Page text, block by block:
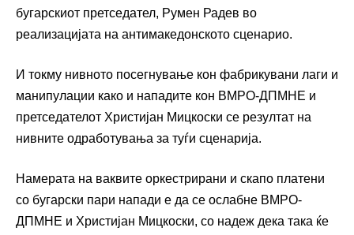
бугарскиот претседател, Румен Радев во
реализацијата на антимакедонското сценарио.
И токму нивното посегнување кон фабрикувани лаги и
манипулации како и нападите кон ВМРО-ДПМНЕ и
претседателот Христијан Мицкоски се резултат на
нивните одработувања за туѓи сценарија.
Намерата на ваквите оркестрирани и скапо платени
со бугарски пари напади е да се ослабне ВМРО-
ДПМНЕ и Христијан Мицкоски, со надеж дека така ќе